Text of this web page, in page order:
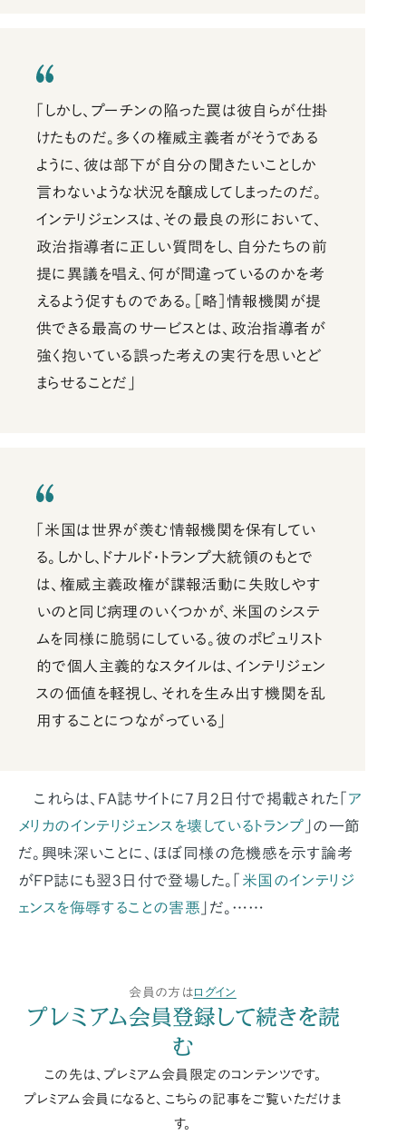
「しかし、プーチンの陥った罠は彼自らが仕掛
けたものだ。多くの権威主義者がそうである
ように、彼は部下が自分の聞きたいことしか
言わないような状況を醸成してしまったのだ。
インテリジェンスは、その最良の形において、
政治指導者に正しい質問をし、自分たちの前
提に異議を唱え、何が間違っているのかを考
えるよう促すものである。［略］情報機関が提
供できる最高のサービスとは、政治指導者が
強く抱いている誤った考えの実行を思いとど
まらせることだ」
「米国は世界が羨む情報機関を保有してい
る。しかし、ドナルド・トランプ大統領のもとで
は、権威主義政権が諜報活動に失敗しやす
いのと同じ病理のいくつかが、米国のシステ
ムを同様に脆弱にしている。彼のポピュリスト
的で個人主義的なスタイルは、インテリジェン
スの価値を軽視し、それを生み出す機関を乱
用することにつながっている」
これらは、FA誌サイトに7月2日付で掲載された「 ア
メリカのインテリジェンスを壊しているトランプ 」の一節
だ。興味深いことに、ほぼ同様の危機感を示す論考
がFP誌にも翌3日付で登場した。「 米国のインテリジ
ェンスを侮辱することの害悪 」だ。……
会員の方はログイン
プレミアム会員登録して続きを読
む
この先は、プレミアム会員限定のコンテンツです。
プレミアム会員になると、こちらの記事をご覧いただけま
す。